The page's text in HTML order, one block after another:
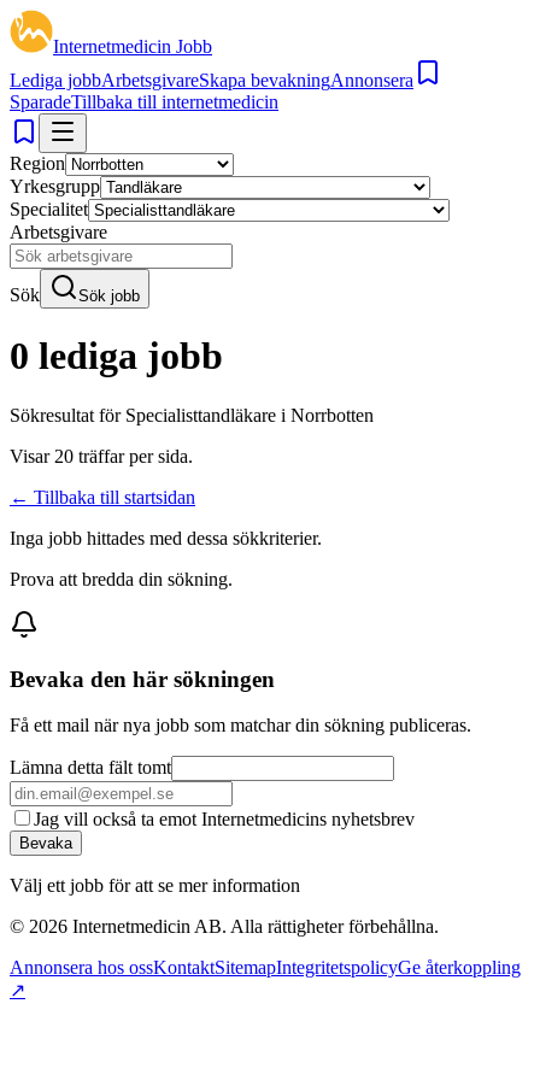
Internetmedicin Jobb
Lediga jobbArbetsgivareSkapa bevakningAnnonsera
SparadeTillbaka till internetmedicin
Region
Yrkesgrupp
Specialitet
Arbetsgivare
Sök Sök jobb
0 lediga jobb
Sökresultat för Specialisttandläkare i Norrbotten
Visar 20 träffar per sida.
← Tillbaka till startsidan
Inga jobb hittades med dessa sökkriterier.
Prova att bredda din sökning.
Bevaka den här sökningen
Få ett mail när nya jobb som matchar din sökning publiceras.
Lämna detta fält tomt
Jag vill också ta emot Internetmedicins nyhetsbrev
Bevaka
Välj ett jobb för att se mer information
© 2026 Internetmedicin AB. Alla rättigheter förbehållna.
Annonsera hos ossKontaktSitemapIntegritetspolicyGe återkoppling
↗